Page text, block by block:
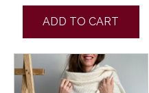
ADD TO CART